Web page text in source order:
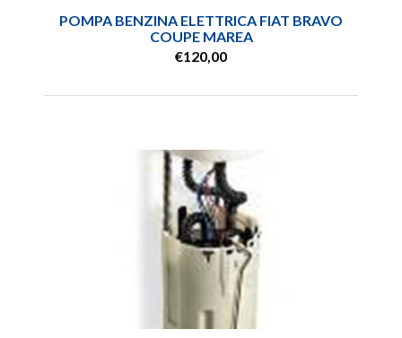
POMPA BENZINA ELETTRICA FIAT BRAVO
COUPE MAREA
€120,00